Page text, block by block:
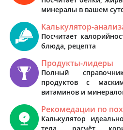
минералы в вашем
Калькулятор-
Посчитает
блюда, рецепта
Продукты-лидеры
Полный
продуктов с
витаминов и
Рекомедации по
Калькулятор